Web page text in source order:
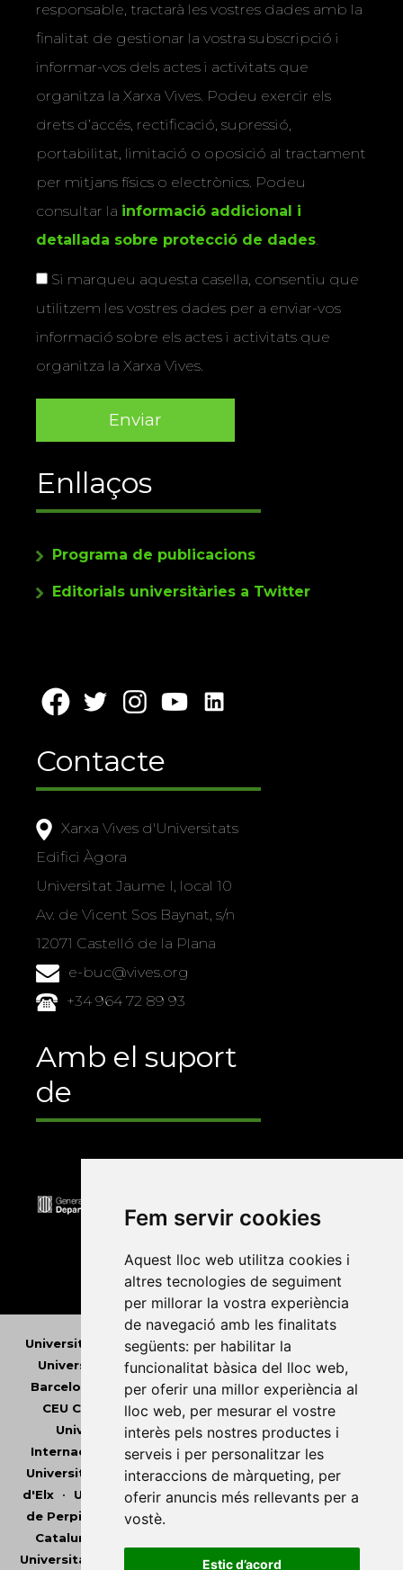
Fem servir cookies
Aquest lloc web utilitza cookies i
altres tecnologies de seguiment
per millorar la vostra experiència
de navegació amb les finalitats
següents: per habilitar la
funcionalitat bàsica del lloc web,
per oferir una millor experiència al
lloc web, per mesurar el vostre
interès pels nostres productes i
serveis i per personalitzar les
interaccions de màrqueting, per
oferir anuncis més rellevants per a
vostè.
Estic d’acord
responsable, tractarà les vostres dades amb la
finalitat de gestionar la vostra subscripció i
informar-vos dels actes i activitats que
organitza la Xarxa Vives. Podeu exercir els
drets d’accés, rectificació, supressió,
portabilitat, limitació o oposició al tractament
per mitjans físics o electrònics. Podeu
consultar la informació addicional i
detallada sobre protecció de dades.
Si marqueu aquesta casella, consentiu que
utilitzem les vostres dades per a enviar-vos
informació sobre els actes i activitats que
organitza la Xarxa Vives.
Enllaços
Programa de publicacions
Editorials universitàries a Twitter
Contacte
Xarxa Vives d'Universitats
Edifici Àgora
Universitat Jaume I, local 10
Av. de Vicent Sos Baynat, s/n
12071 Castelló de la Plana
e-buc@vives.org
+34 964 72 89 93
Amb el suport
de
Universitat Abat Oliba CEU•Universitat d'Alacant
Universitat d'Andorra•Universitat Autònoma de
Barcelona
Universitat de Barcelona•Universitat
CEU Cardenal Herrera
•Universitat de Girona
Universitat de les Illes Balears•Universitat
Internacional de Catalunya •Universitat Jaume I
Universitat de Lleida•Universitat Miguel Hernández
d'Elx• Universitat Oberta de Catalunya•Universitat
de Perpinyà Via Domitia
Catalunya
Universitat Pompeu Fabra
•Universitat Ramon Llull